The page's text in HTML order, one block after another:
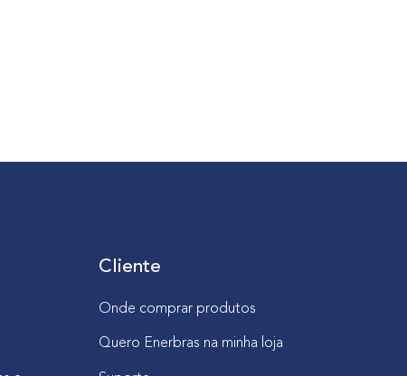
Cliente
Onde comprar produtos
Quero Enerbras na minha loja